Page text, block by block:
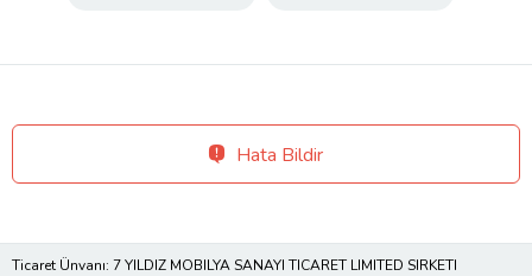
Hata Bildir
Ticaret Ünvanı: 7 YILDIZ MOBILYA SANAYI TICARET LIMITED SIRKETI